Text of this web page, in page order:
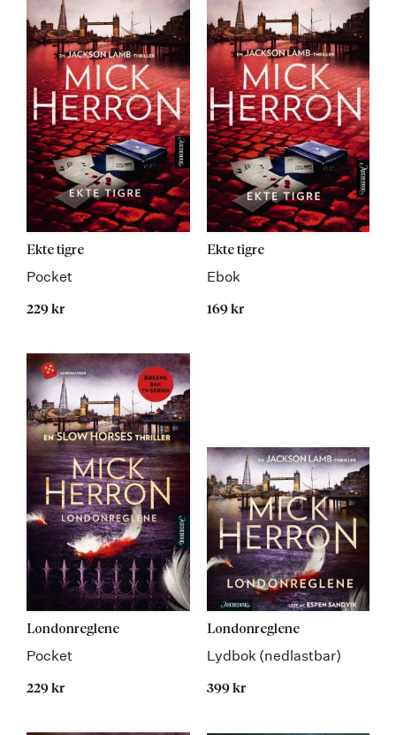
Ekte tigre
Pocket
229 kr
Ekte tigre
Ebok
169 kr
Londonreglene
Pocket
229 kr
Londonreglene
Lydbok (nedlastbar)
399 kr